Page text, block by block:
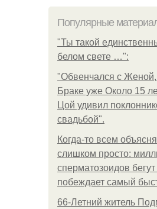
Популярные
"Ты такой
белом свете …":
"Обвенчался с Женой,
Браке уже Около 15
Цой удивил
свадьбой".
Когда-то всем
слишком просто:
сперматозоидов бегут
побеждает самый
66-Летний житель